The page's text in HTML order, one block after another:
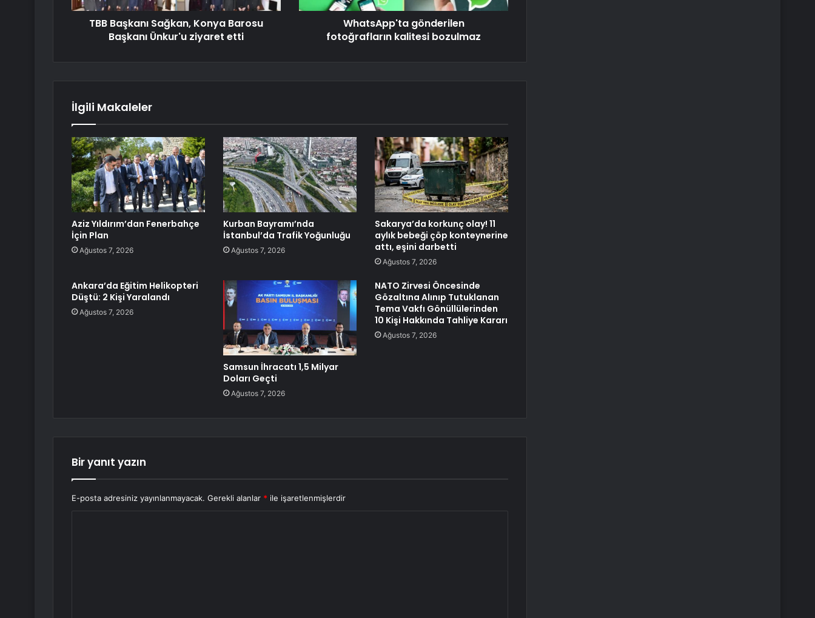
TBB Başkanı Sağkan, Konya Barosu
Başkanı Ünkur'u ziyaret etti
WhatsApp'ta gönderilen
fotoğrafların kalitesi bozulmaz
İlgili Makaleler
Aziz Yıldırım’dan Fenerbahçe
İçin Plan
Ağustos 7, 2026
Kurban Bayramı’nda
İstanbul’da Trafik Yoğunluğu
Ağustos 7, 2026
Sakarya’da korkunç olay! 11
aylık bebeği çöp konteynerine
attı, eşini darbetti
Ağustos 7, 2026
Ankara’da Eğitim Helikopteri
Düştü: 2 Kişi Yaralandı
Ağustos 7, 2026
Samsun İhracatı 1,5 Milyar
Doları Geçti
Ağustos 7, 2026
NATO Zirvesi Öncesinde
Gözaltına Alınıp Tutuklanan
Tema Vakfı Gönüllülerinden
10 Kişi Hakkında Tahliye Kararı
Ağustos 7, 2026
Bir yanıt yazın
E-posta adresiniz yayınlanmayacak. Gerekli alanlar * ile işaretlenmişlerdir